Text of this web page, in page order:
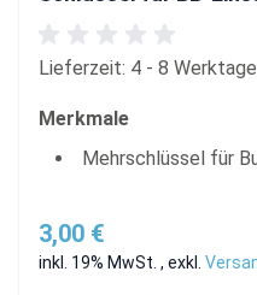
Lieferzeit: 4 - 8 Werktage
Merkmale
Mehrschlüssel für
3,00 €
inkl. 19% MwSt. , exkl.